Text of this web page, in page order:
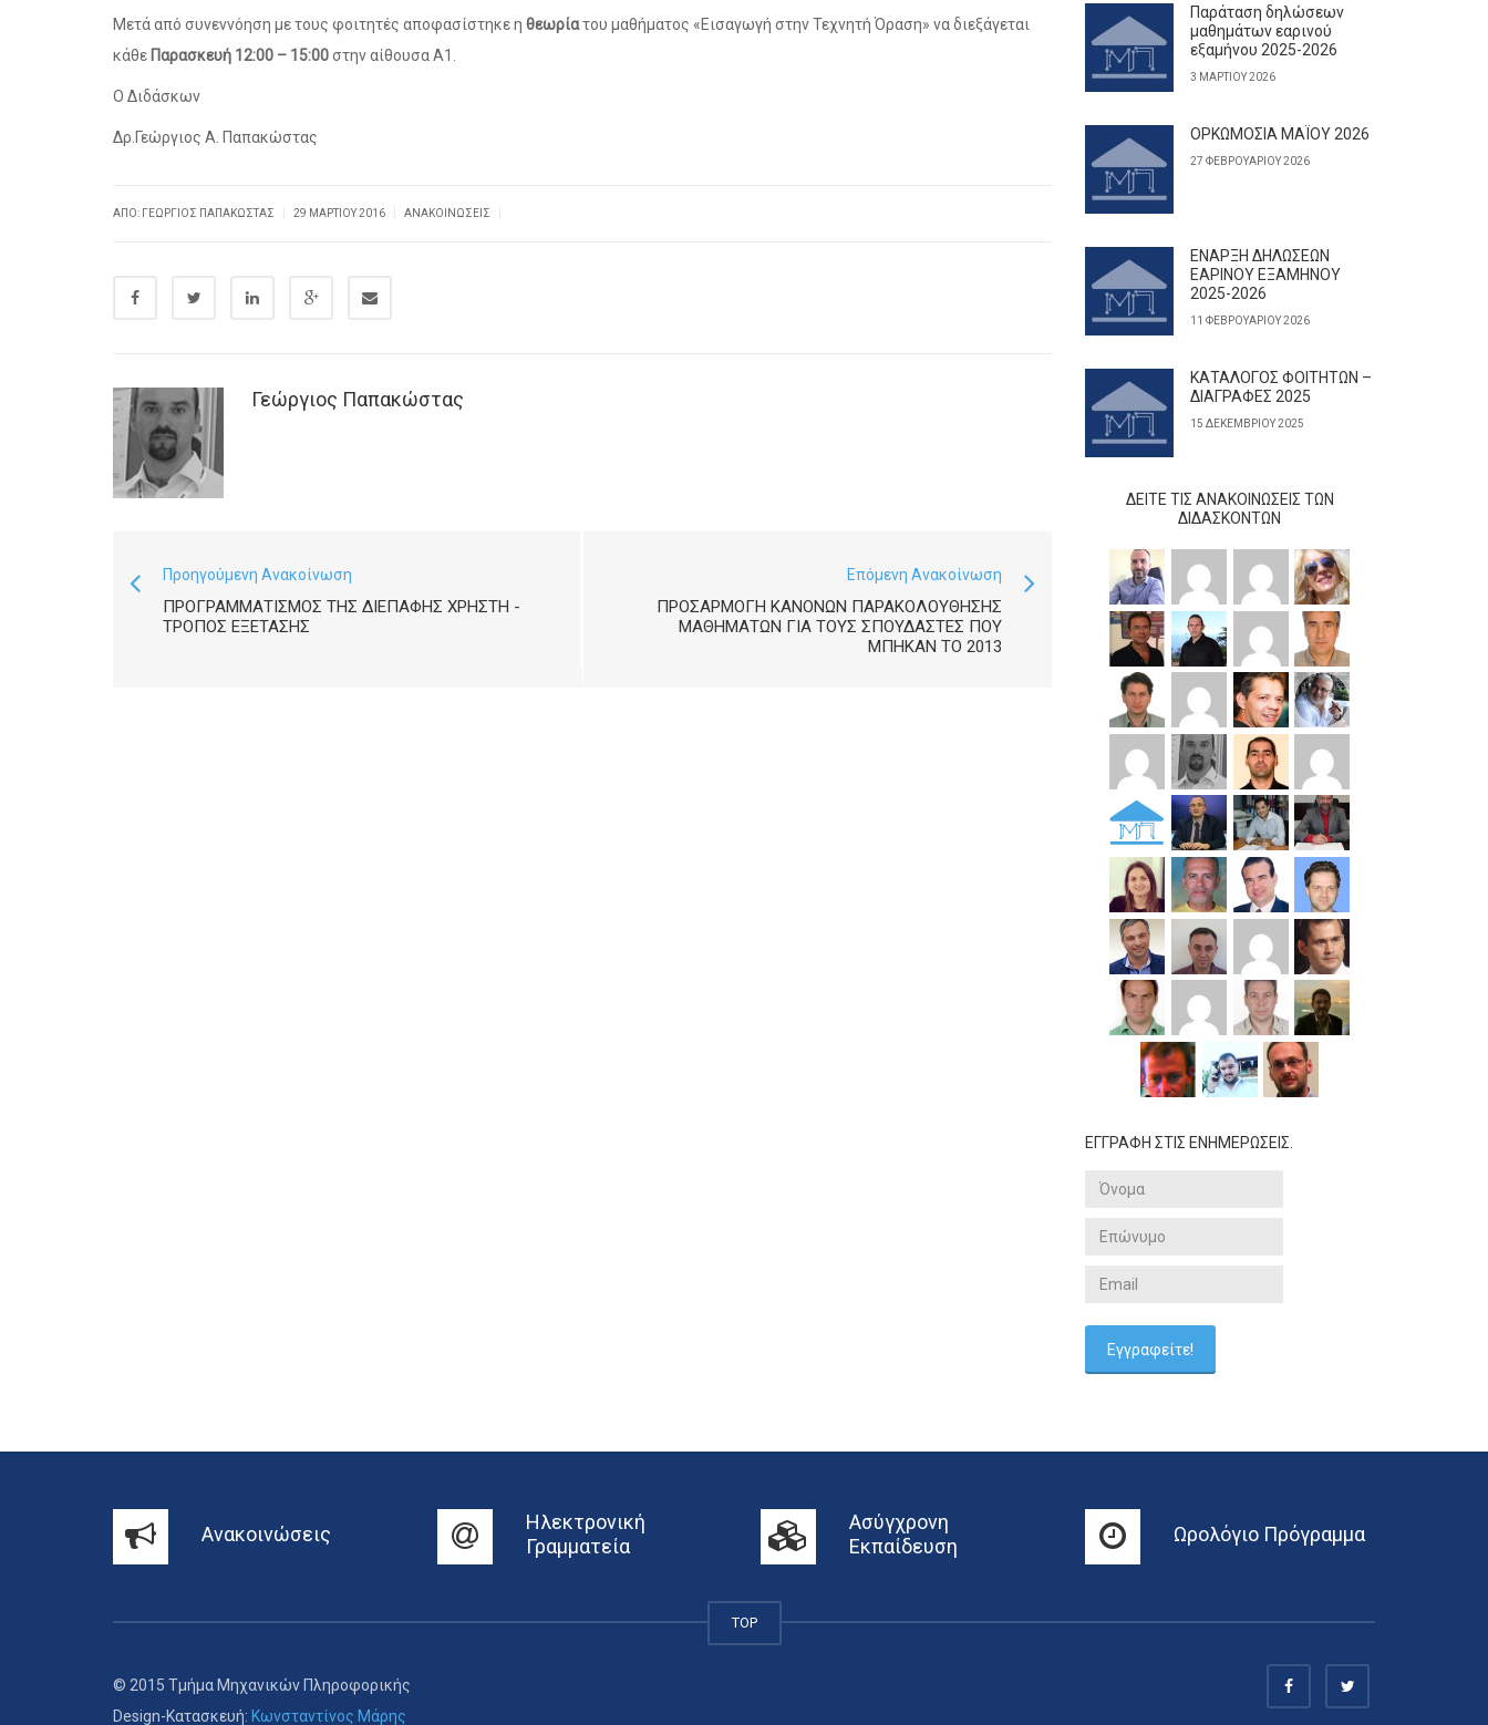
Μετά από συνεννόηση με τους φοιτητές αποφασίστηκε η θεωρίατου μαθήματος «Εισαγωγή στην Τεχνητή Όραση» να διεξάγεται
κάθε Παρασκευή 12:00 – 15:00στην αίθουσα Α1.
Ο Διδάσκων
Δρ.Γεώργιος Α. Παπακώστας
ΑΠΌ: ΓΕΏΡΓΙΟΣ ΠΑΠΑΚΏΣΤΑΣ 29 ΜΑΡΤΊΟΥ 2016 ΑΝΑΚΟΙΝΏΣΕΙΣ
Γεώργιος Παπακώστας
Προηγούμενη Ανακοίνωση
ΠΡΟΓΡΑΜΜΑΤΙΣΜΌΣ ΤΗΣ ΔΙΕΠΑΦΉΣ ΧΡΉΣΤΗ -
ΤΡΌΠΟΣ ΕΞΈΤΑΣΗΣ
Επόμενη Ανακοίνωση
ΠΡΟΣΑΡΜΟΓΉ ΚΑΝΌΝΩΝ ΠΑΡΑΚΟΛΟΎΘΗΣΗΣ
ΜΑΘΗΜΆΤΩΝ ΓΙΑ ΤΟΥΣ ΣΠΟΥΔΑΣΤΈΣ ΠΟΥ
ΜΠΉΚΑΝ ΤΟ 2013
Παράταση δηλώσεων
μαθημάτων εαρινού
εξαμήνου 2025-2026
3 ΜΑΡΤΊΟΥ 2026
ΟΡΚΩΜΟΣΙΑ ΜΑΪΟΥ 2026
27 ΦΕΒΡΟΥΑΡΊΟΥ 2026
ΕΝΑΡΞΗ ΔΗΛΩΣΕΩΝ
ΕΑΡΙΝΟΥ ΕΞΑΜΗΝΟΥ
2025-2026
11 ΦΕΒΡΟΥΑΡΊΟΥ 2026
ΚΑΤΑΛΟΓΟΣ ΦΟΙΤΗΤΩΝ –
ΔΙΑΓΡΑΦΕΣ 2025
15 ΔΕΚΕΜΒΡΊΟΥ 2025
ΔΕΊΤΕ ΤΙΣ ΑΝΑΚΟΙΝΏΣΕΙΣ ΤΩΝ
ΔΙΔΆΣΚΟΝΤΩΝ
ΕΓΓΡΑΦΗ ΣΤΙΣ ΕΝΗΜΕΡΩΣΕΙΣ.
Ανακοινώσεις
Ηλεκτρονική
Γραμματεία
Ασύγχρονη
Εκπαίδευση
Ωρολόγιο Πρόγραμμα
TOP
© 2015 Τμήμα Μηχανικών Πληροφορικής
Design-Κατασκευή: Κωνσταντίνος Μάρης